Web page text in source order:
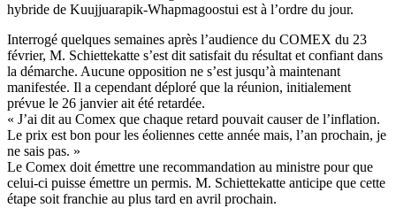
hybride de Kuujjuarapik-Whapmagoostui est à l’ordre du jour.
Interrogé quelques semaines après l’audience du COMEX du 23
février, M. Schiettekatte s’est dit satisfait du résultat et confiant dans
la démarche. Aucune opposition ne s’est jusqu’à maintenant
manifestée. Il a cependant déploré que la réunion, initialement
prévue le 26 janvier ait été retardée.
« J’ai dit au Comex que chaque retard pouvait causer de l’inflation.
Le prix est bon pour les éoliennes cette année mais, l’an prochain, je
ne sais pas. »
Le Comex doit émettre une recommandation au ministre pour que
celui-ci puisse émettre un permis. M. Schiettekatte anticipe que cette
étape soit franchie au plus tard en avril prochain.